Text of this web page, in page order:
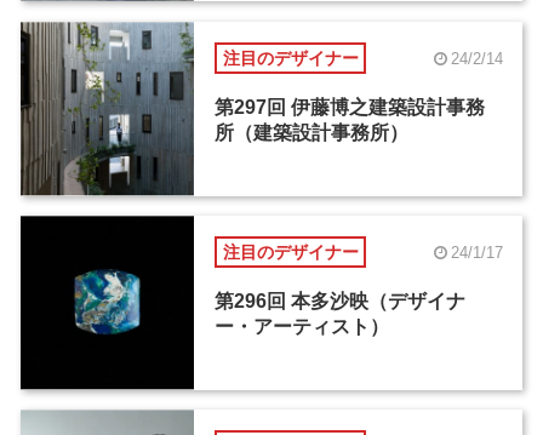
注目のデザイナー 24/2/14
第297回 伊藤博之建築設計事務
所（建築設計事務所）
注目のデザイナー 24/1/17
第296回 本多沙映（デザイナ
ー・アーティスト）